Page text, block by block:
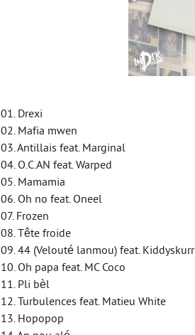
01. Drexi
02. Mafia mwen
03. Antillais feat. Marginal
04. O.C.AN feat. Warped
05. Mamamia
06. Oh no feat. Oneel
07. Frozen
08. Tête froide
09. 44 (Velouté lanmou) feat. Kiddyskurr
10. Oh papa feat. MC Coco
11. Pli bèl
12. Turbulences feat. Matieu White
13. Hopopop